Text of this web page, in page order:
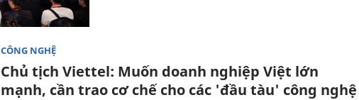
CÔNG NGHỆ
Chủ tịch Viettel: Muốn doanh nghiệp Việt lớn
mạnh, cần trao cơ chế cho các 'đầu tàu' công nghệ